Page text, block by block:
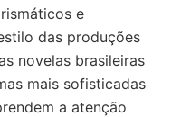
e
das produções
novelas brasileiras
mais sofisticadas
a atenção